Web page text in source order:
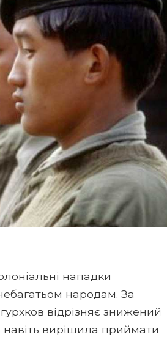
нападки
народам. За
відрізняє знижений
навіть вирішила приймати